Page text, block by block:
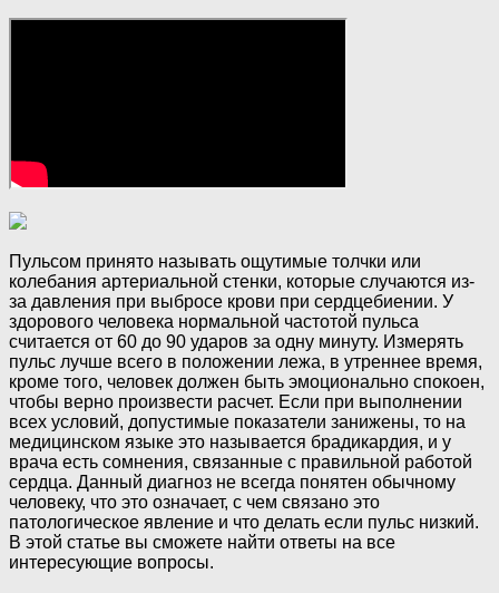
Пульсом принято называть ощутимые толчки или
колебания артериальной стенки, которые случаются из-
за давления при выбросе крови при сердцебиении. У
здорового человека нормальной частотой пульса
считается от 60 до 90 ударов за одну минуту. Измерять
пульс лучше всего в положении лежа, в утреннее время,
кроме того, человек должен быть эмоционально спокоен,
чтобы верно произвести расчет. Если при выполнении
всех условий, допустимые показатели занижены, то на
медицинском языке это называется брадикардия, и у
врача есть сомнения, связанные с правильной работой
сердца. Данный диагноз не всегда понятен обычному
человеку, что это означает, с чем связано это
патологическое явление и что делать если пульс низкий.
В этой статье вы сможете найти ответы на все
интересующие вопросы.